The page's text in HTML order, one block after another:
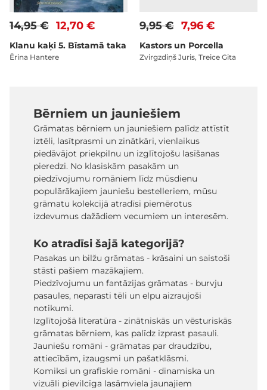
12,70 €
14,95 €
Klanu kaķi 5. Bīstamā taka
Ērina Hantere
7,96 €
9,95 €
Kastors un Porcella
Zvirgzdiņš Juris, Treice Gita
Bērniem un jauniešiem
Grāmatas bērniem un jauniešiem palīdz attīstīt
iztēli, lasītprasmi un zinātkāri, vienlaikus
piedāvājot priekpilnu un izglītojošu lasīšanas
pieredzi. No klasiskām pasakām un
piedzīvojumu romāniem līdz mūsdienu
populārākajiem jauniešu bestelleriem, mūsu
grāmatu kolekcijā atradīsi piemērotus
izdevumus dažādiem vecumiem un interesēm.
Ko atradīsi šajā kategorijā?
Pasakas un bilžu grāmatas - krāsaini un saistoši
stāsti pašiem mazākajiem.
Piedzīvojumu un fantāzijas grāmatas - burvju
pasaules, neparasti tēli un elpu aizraujoši
notikumi.
Izglītojošā literatūra - zinātniskās un vēsturiskās
grāmatas bērniem, kas palīdz izprast pasauli.
Jauniešu romāni - grāmatas par draudzību,
attiecībām, izaugsmi un pašatklāsmi.
Komiksi un grafiskie romāni - dinamiska un
vizuāli pievilcīga lasāmviela jaunajiem